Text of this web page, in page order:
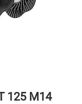
125 M14